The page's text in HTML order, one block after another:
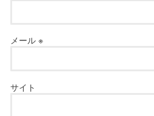
メール※
サイト